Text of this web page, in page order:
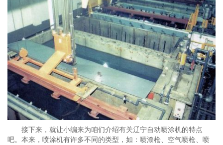
接下来，就让小编来为咱们介绍有关辽宁自动喷涂机的特点
吧。本来，喷涂机有许多不同的类型，如：喷漆枪、空气喷枪、喷